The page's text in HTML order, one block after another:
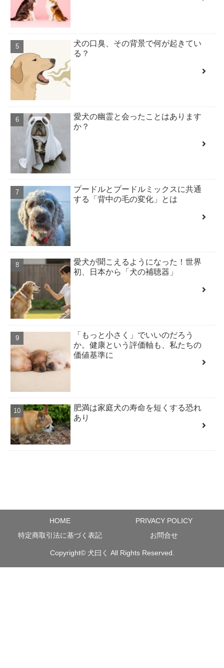
犬の口臭、その背景で何が起きてい
る？
愛犬の幽霊と会ったことはあります
か？
プードルとプードルミックスに共通
する「背中の毛の変化」とは
愛犬が聞こえるようになった！世界
初、日本から「犬の補聴器」
「もっと小さく」でいいのだろう
か。健康という評価軸も、私たちの
価値基準に
肥満は家庭犬の寿命を短くする恐れ
あり
HOME
PRIVACY POLICY
特定商取引法に基づく表記
お問合せ
Copyright© 犬曰く All Rights Reserved.